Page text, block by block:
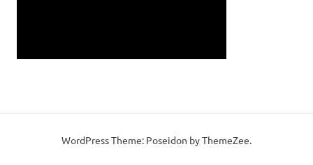
WordPress Theme: Poseidon by ThemeZee.